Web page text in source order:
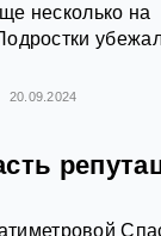
несколько на
20.09.2024